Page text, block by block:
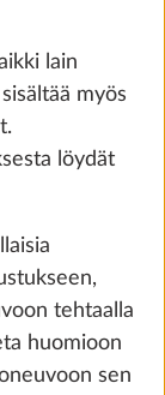
8,0 kg
lain
myös
löydät
tehtaalla
huomioon
sen